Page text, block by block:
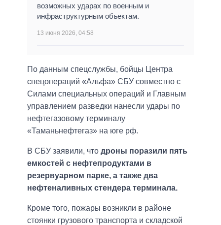
возможных ударах по военным и
инфраструктурным объектам.
13 июня 2026, 04:58
По данным спецслужбы, бойцы Центра
спецопераций «Альфа» СБУ совместно с
Силами специальных операций и Главным
управлением разведки нанесли удары по
нефтегазовому терминалу
«Таманьнефтегаз» на юге рф.
В СБУ заявили, что дроны поразили пять
емкостей с нефтепродуктами в
резервуарном парке, а также два
нефтеналивных стендера терминала.
Кроме того, пожары возникли в районе
стоянки грузового транспорта и складской